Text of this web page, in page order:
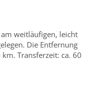
weitläufigen, leicht
Die Entfernung
Transferzeit: ca. 60